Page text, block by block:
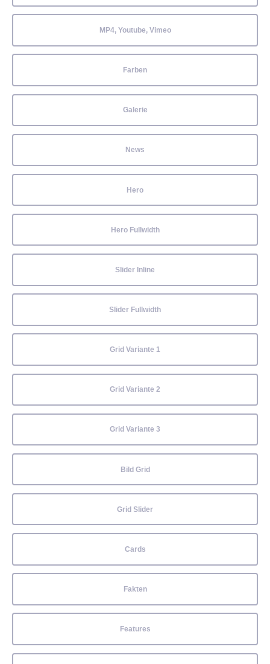
MP4, Youtube, Vimeo
Farben
Galerie
News
Hero
Hero Fullwidth
Slider Inline
Slider Fullwidth
Grid Variante 1
Grid Variante 2
Grid Variante 3
Bild Grid
Grid Slider
Cards
Fakten
Features